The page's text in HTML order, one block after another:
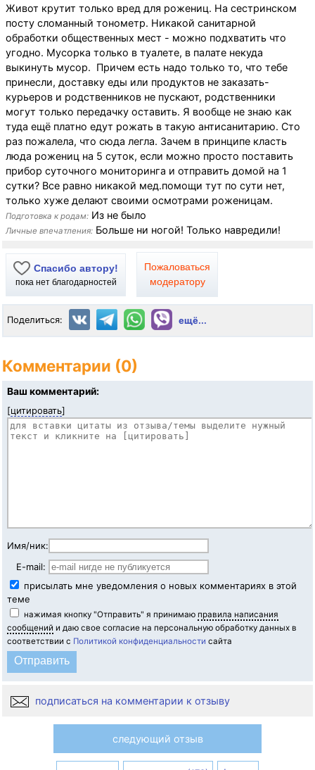
Живот крутит только вред для рожениц. На сестринском
посту сломанный тонометр. Никакой санитарной
обработки общественных мест - можно подхватить что
угодно. Мусорка только в туалете, в палате некуда
выкинуть мусор. Причем есть надо только то, что тебе
принесли, доставку еды или продуктов не заказать-
курьеров и родственников не пускают, родственники
могут только передачку оставить. Я вообще не знаю как
туда ещё платно едут рожать в такую антисанитарию. Сто
раз пожалела, что сюда легла. Зачем в принципе класть
люда рожениц на 5 суток, если можно просто поставить
прибор суточного мониторинга и отправить домой на 1
сутки? Все равно никакой мед.помощи тут по сути нет,
только хуже делают своими осмотрами роженицам.
Подготовка к родам: Из не было
Личные впечатления: Больше ни ногой! Только навредили!
Спасибо автору!
пока нет благодарностей
Пожаловаться
модератору
Поделиться: ещё...
Комментарии (0)
Ваш комментарий:
[цитировать]
Имя/ник:
E-mail:
присылать мне уведомления о новых комментариях в этой
теме
нажимая кнопку "Отправить" я принимаю правила написания
сообщений и даю свое согласие на персональную обработку данных в
соответствии с Политикой конфиденциальности сайта
подписаться на комментарии к отзыву
следующий отзыв